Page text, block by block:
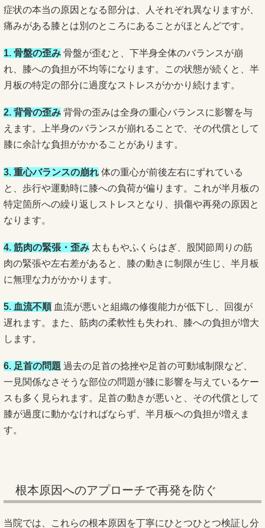
症状の本当の原因となる部分は、人それぞれ異なりますが、
痛みがある膝とは別のところにあることがほとんどです。
1. 骨盤の歪み 骨盤が歪むと、下半身全体のバランスが崩
れ、膝への負担が不均等になります。この状態が続くと、半
月板の特定の部分に過度なストレスがかかり続けます。
2. 背骨の歪み 背骨の歪みは全身の重心バランスに影響を与
えます。上半身のバランスが崩れることで、その代償として
膝に余計な負担がかかることがあります。
3. 重心バランスの崩れ 体の重心が前後左右にずれている
と、歩行や運動時に膝への負荷が偏ります。これが半月板の
特定箇所への繰り返しストレスとなり、損傷や再発の原因と
なります。
4. 筋肉の緊張・歪み 太ももやふくらはぎ、股関節周りの筋
肉の緊張や左右差があると、膝の動きに制限が生じ、半月板
に無理な力がかかります。
5. 血流不順血流が悪いと組織の修復能力が低下し、回復が
遅れます。また、筋肉の柔軟性も失われ、膝への負担が増大
します。
6. 足首の問題 過去の足首の捻挫や足首の可動域制限など、
一見関係なさそうな部位の問題が膝に影響を与えているケー
スも多く見られます。足首の動きが悪いと、その代償として
膝が過度に動かなければならず、半月板への負担が増えま
す。
根本原因へのアプローチで再発を防ぐ
当院では、これらの根本原因を丁寧にひとつひとつ検証し分